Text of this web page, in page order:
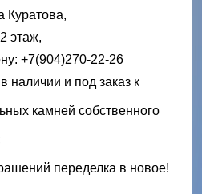
Куратова,
этаж,
+7(904)270-22-26
наличии и под заказ к
камней собственного
переделка в новое!